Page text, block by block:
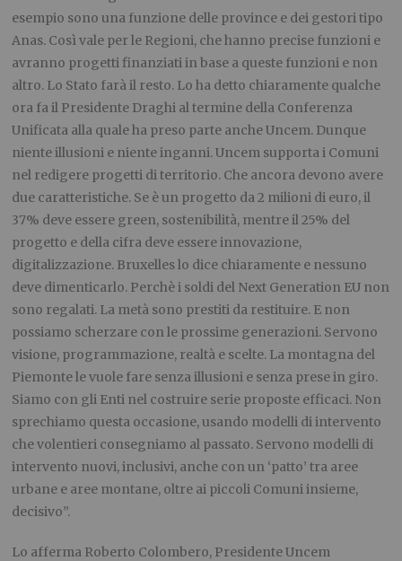
esempio sono una funzione delle province e dei gestori tipo
Anas. Così vale per le Regioni, che hanno precise funzioni e
avranno progetti finanziati in base a queste funzioni e non
altro. Lo Stato farà il resto. Lo ha detto chiaramente qualche
ora fa il Presidente Draghi al termine della Conferenza
Unificata alla quale ha preso parte anche Uncem. Dunque
niente illusioni e niente inganni. Uncem supporta i Comuni
nel redigere progetti di territorio. Che ancora devono avere
due caratteristiche. Se è un progetto da 2 milioni di euro, il
37% deve essere green, sostenibilità, mentre il 25% del
progetto e della cifra deve essere innovazione,
digitalizzazione. Bruxelles lo dice chiaramente e nessuno
deve dimenticarlo. Perchè i soldi del Next Generation EU non
sono regalati. La metà sono prestiti da restituire. E non
possiamo scherzare con le prossime generazioni. Servono
visione, programmazione, realtà e scelte. La montagna del
Piemonte le vuole fare senza illusioni e senza prese in giro.
Siamo con gli Enti nel costruire serie proposte efficaci. Non
sprechiamo questa occasione, usando modelli di intervento
che volentieri consegniamo al passato. Servono modelli di
intervento nuovi, inclusivi, anche con un ‘patto’ tra aree
urbane e aree montane, oltre ai piccoli Comuni insieme,
decisivo”.
Lo afferma Roberto Colombero, Presidente Uncem